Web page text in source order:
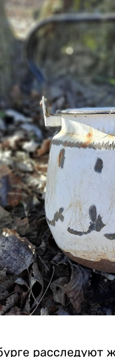
расследуют